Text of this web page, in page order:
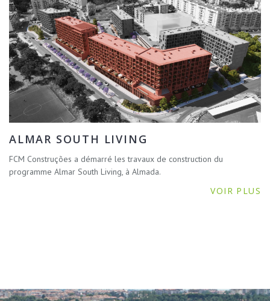
ALMAR SOUTH LIVING
FCM Construções a démarré les travaux de construction du
programme Almar South Living, à Almada.
VOIR PLUS